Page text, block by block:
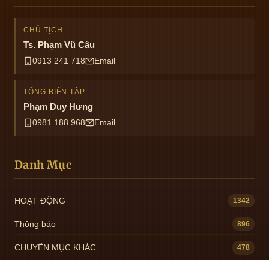
CHỦ TỊCH
Ts. Phạm Vũ Câu
0913 241 718 Email
TỔNG BIÊN TẬP
Phạm Duy Hưng
0981 188 968 Email
Danh Mục
HOẠT ĐỘNG 1342
Thông báo 896
CHUYÊN MỤC KHÁC 478